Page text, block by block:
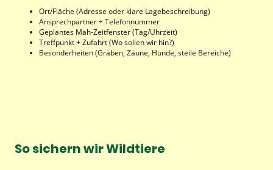
Ort/Fläche (Adresse oder klare Lagebeschreibung)
Ansprechpartner + Telefonnummer
Geplantes Mäh-Zeitfenster (Tag/Uhrzeit)
Treffpunkt + Zufahrt (Wo sollen wir hin?)
Besonderheiten (Gräben, Zäune, Hunde, steile Bereiche)
So sichern wir Wildtiere